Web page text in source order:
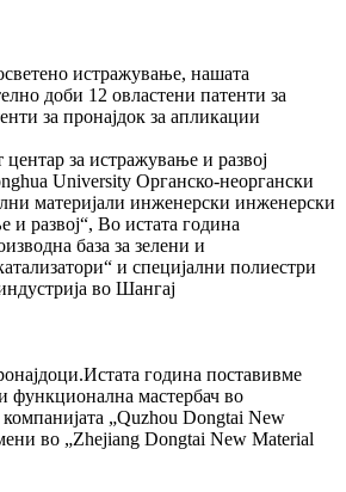
истражување, нашата
доби 12 овластени патенти за
за пронајдок за апликации
за истражување и развој
University Органско-неоргански
материјали инженерски инженерски
и развој“, Во истата година
база за зелени и
и специјални полиестри
во Шангај
година поставивме
функционална мастербач во
„Quzhou Dongtai New
во „Zhejiang Dongtai New Material